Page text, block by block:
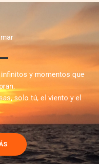
y momentos que
solo tú, el viento y el